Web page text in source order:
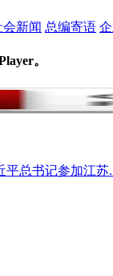
会新闻 总编寄语
。
总书记参加江苏